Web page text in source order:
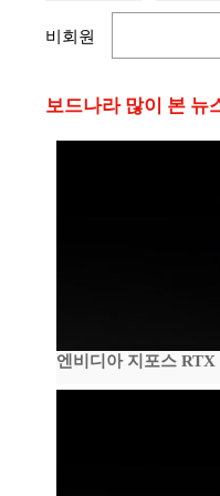
비회원
보드나라 많이 본 뉴
엔비디아 지포스